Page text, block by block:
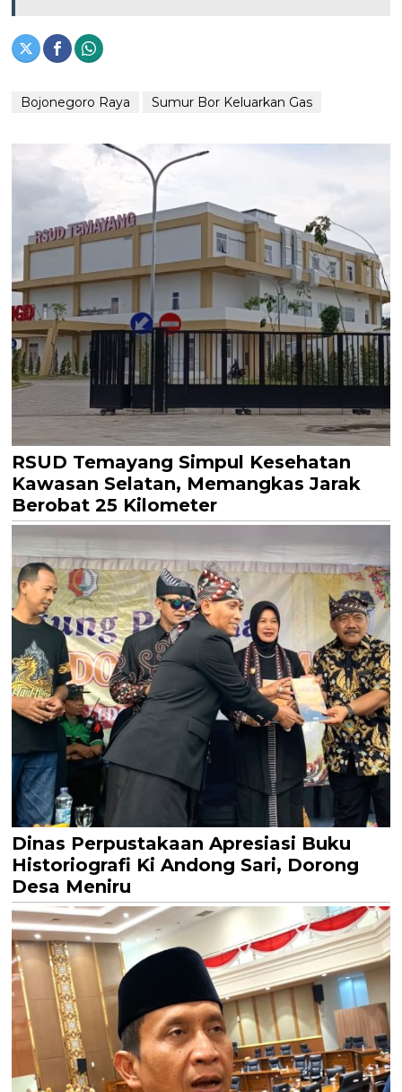
Bojonegoro Raya Sumur Bor Keluarkan Gas
RSUD Temayang Simpul Kesehatan
Kawasan Selatan, Memangkas Jarak
Berobat 25 Kilometer
Dinas Perpustakaan Apresiasi Buku
Historiografi Ki Andong Sari, Dorong
Desa Meniru